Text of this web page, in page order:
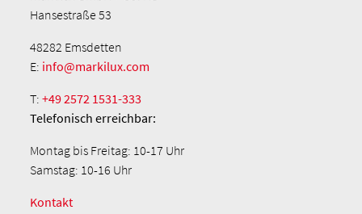
Hansestraße 53
48282 Emsdetten
E: info@markilux.com
T:+49 2572 1531-333
Telefonisch erreichbar:
Montag bis Freitag: 10-17 Uhr
Samstag: 10-16 Uhr
Kontakt